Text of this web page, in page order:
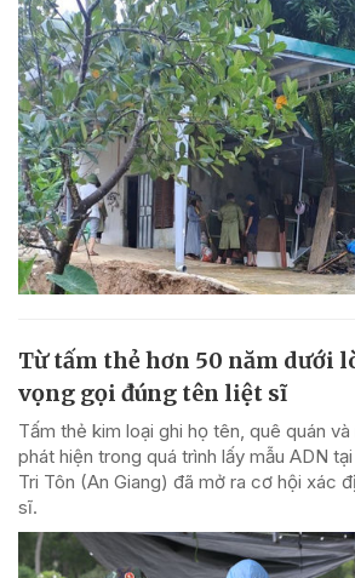
Từ tấm thẻ hơn 50 năm dưới
vọng gọi đúng tên liệt sĩ
Tấm thẻ kim loại ghi họ tên, quê quán
phát hiện trong quá trình lấy mẫu ADN
Tri Tôn (An Giang) đã mở ra cơ hội xác
sĩ.